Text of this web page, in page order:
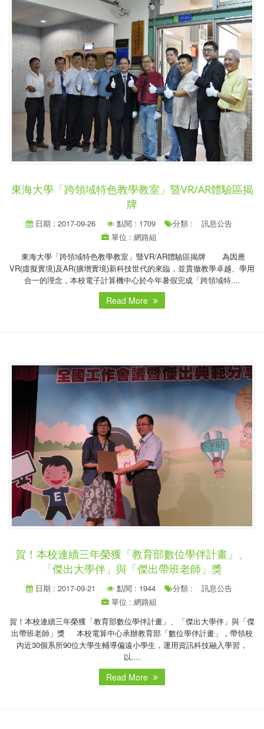
東海大學「跨領域特色教學教室」暨VR/AR體驗區揭
牌
日期 : 2017-09-26 點閱 : 1709 分類 :
訊息公告
單位 : 網路組
東海大學「跨領域特色教學教室」暨VR/AR體驗區揭牌 為因應
VR(虛擬實境)及AR(擴增實境)新科技世代的來臨，並貫徹教學卓越、學用
合一的理念，本校電子計算機中心於今年暑假完成「跨領域特....
Read More
賀！本校連續三年榮獲「教育部數位學伴計畫」、
「傑出大學伴」與「傑出帶班老師」獎
日期 : 2017-09-21 點閱 : 1944 分類 :
訊息公告
單位 : 網路組
賀！本校連續三年榮獲「教育部數位學伴計畫」、「傑出大學伴」與「傑
出帶班老師」獎 本校電算中心承辦教育部「數位學伴計畫」，帶領校
內近30個系所90位大學生輔導偏遠小學生，運用資訊科技融入學習，
以....
Read More